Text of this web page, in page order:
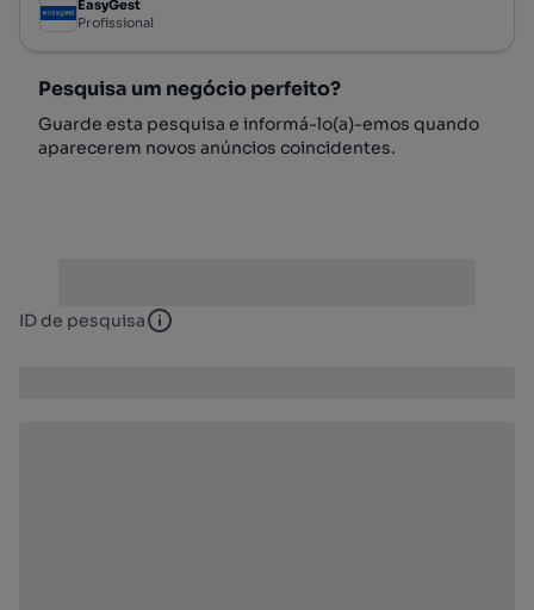
EasyGest
Profissional
Pesquisa um negócio perfeito?
Guarde esta pesquisa e informá-lo(a)-emos quando
aparecerem novos anúncios coincidentes.
ID de pesquisa ID de pesquisa